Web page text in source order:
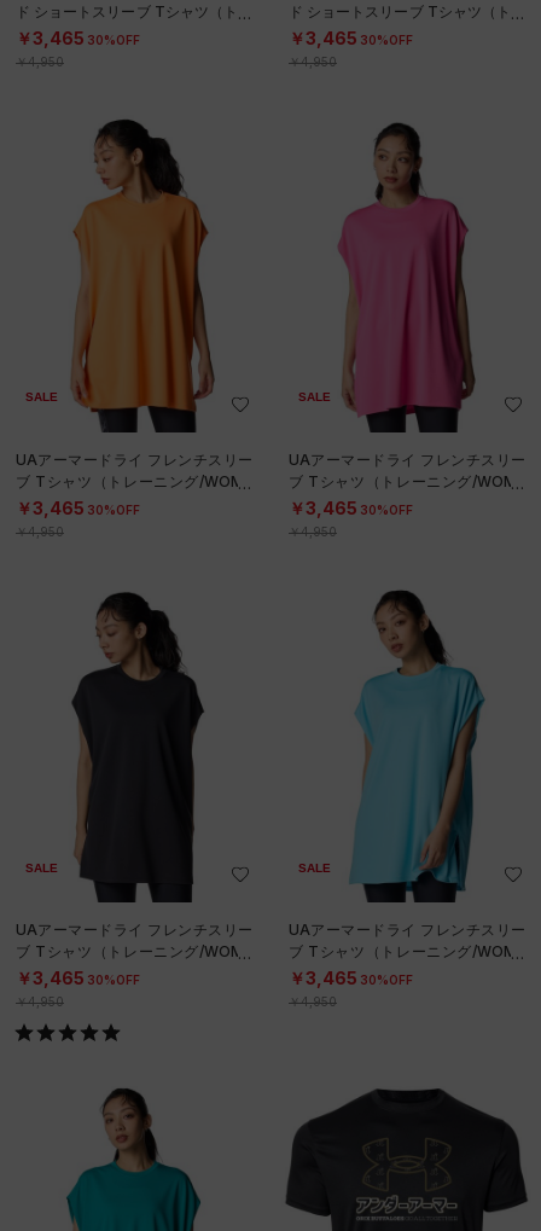
ド ショートスリーブ Tシャツ（トレ
ーニング/WOMEN）
￥3,465 30%OFF
￥4,950
ド ショートスリーブ Tシャツ（トレ
ーニング/WOMEN）
￥3,465 30%OFF
￥4,950
SALE
UAアーマードライ フレンチスリー
ブ Tシャツ（トレーニング/WOME
N）
￥3,465 30%OFF
￥4,950
SALE
UAアーマードライ フレンチスリー
ブ Tシャツ（トレーニング/WOME
N）
￥3,465 30%OFF
￥4,950
SALE
UAアーマードライ フレンチスリー
ブ Tシャツ（トレーニング/WOME
N）
￥3,465 30%OFF
￥4,950
SALE
UAアーマードライ フレンチスリー
ブ Tシャツ（トレーニング/WOME
N）
￥3,465 30%OFF
￥4,950